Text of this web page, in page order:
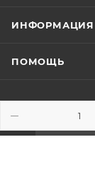
ИНФОРМАЦИЯ
ПОМОЩЬ